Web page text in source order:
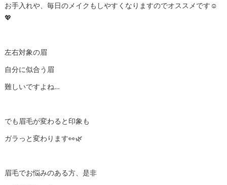
お手入れや、毎日のメイクもしやすくなりますのでオススメです☺️
💖
左右対象の眉
自分に似合う眉
難しいですよね…
でも眉毛が変わると印象も
ガラっと変わります👀🌿
眉毛でお悩みのある方、是非